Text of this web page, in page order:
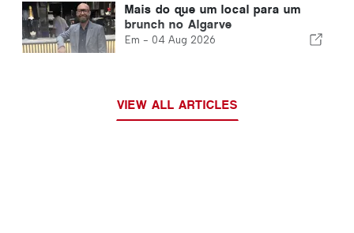
Mais do que um local para um
brunch no Algarve
Em - 04 Aug 2026
VIEW ALL ARTICLES